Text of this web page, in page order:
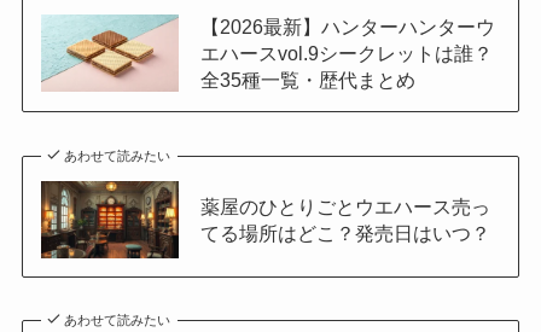
【2026最新】ハンターハンターウ
エハースvol.9シークレットは誰？
全35種一覧・歴代まとめ
あわせて読みたい
薬屋のひとりごとウエハース売っ
てる場所はどこ？発売日はいつ？
あわせて読みたい